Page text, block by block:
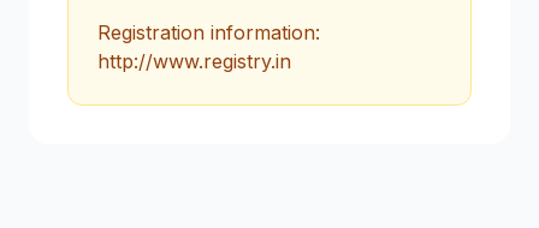
Registration information:
http://www.registry.in